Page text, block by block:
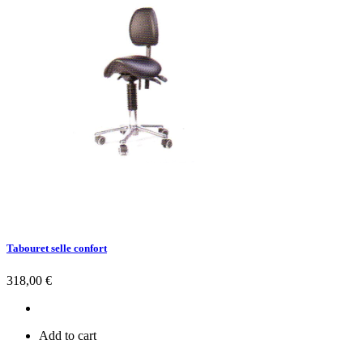
Tabouret selle confort
Prix
318,00 €
Add to cart